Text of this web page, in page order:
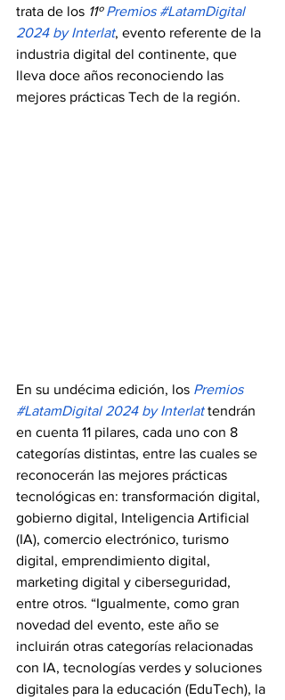
trata de los 11º Premios #LatamDigital
2024 by Interlat, evento referente de la
industria digital del continente, que
lleva doce años reconociendo las
mejores prácticas Tech de la región.
En su undécima edición, los Premios
#LatamDigital 2024 by Interlat tendrán
en cuenta 11 pilares, cada uno con 8
categorías distintas, entre las cuales se
reconocerán las mejores prácticas
tecnológicas en: transformación digital,
gobierno digital, Inteligencia Artificial
(IA), comercio electrónico, turismo
digital, emprendimiento digital,
marketing digital y ciberseguridad,
entre otros. “Igualmente, como gran
novedad del evento, este año se
incluirán otras categorías relacionadas
con IA, tecnologías verdes y soluciones
digitales para la educación (EduTech), la